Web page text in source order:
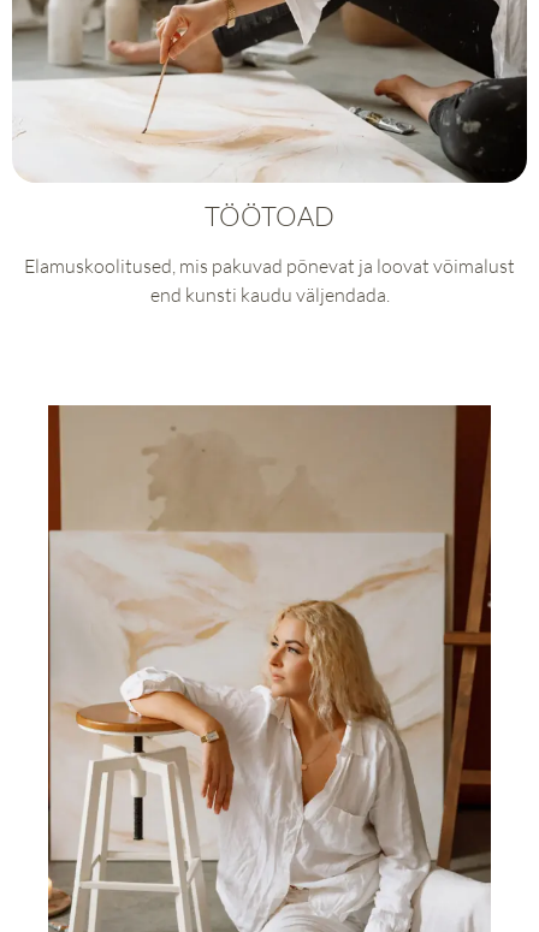
TÖÖTOAD
Elamuskoolitused, mis pakuvad põnevat ja loovat võimalust
end kunsti kaudu väljendada.